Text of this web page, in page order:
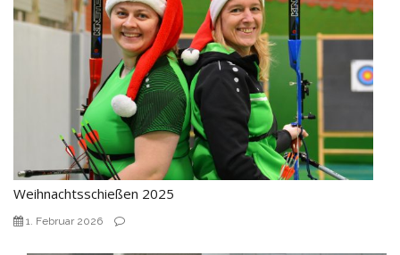
Weihnachtsschießen 2025
1. Februar 2026